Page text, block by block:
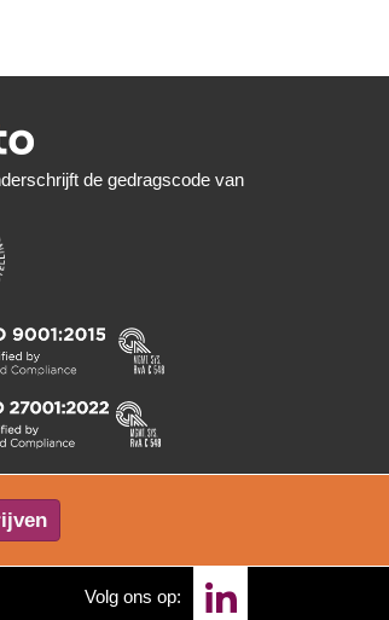
de gedragscode van
Volg ons op: